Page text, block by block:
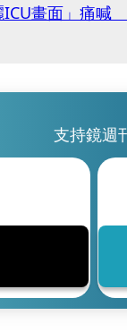
ICU畫面」痛喊
支持鏡週